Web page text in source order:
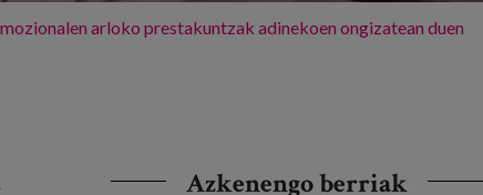
arloko prestakuntzak adinekoen ongizatean duen
Azkenengo berriak